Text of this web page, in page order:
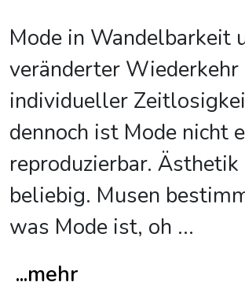
Mode in Wandelbarkeit
veränderter Wiederkehr
individueller
dennoch ist Mode nicht
reproduzierbar.
beliebig. Musen
was Mode ist, oh ...
...mehr